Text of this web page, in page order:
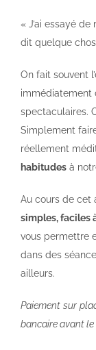
« J’ai essayé de
dit quelque
On fait souvent
immédiatement
spectaculaires.
Simplement
réellement
habitudes à
Au cours de cet
simples, faciles
vous permettre
dans des
ailleurs.
Paiement sur
bancaire avant le